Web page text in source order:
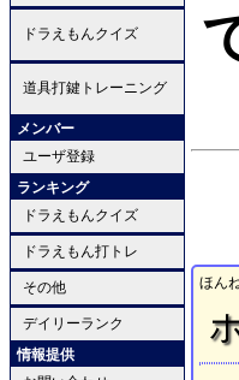
ドラえもんクイズ
道具打鍵トレーニング
メンバー
ユーザ登録
ランキング
ドラえもんクイズ
ドラえもん打トレ
その他
デイリーランク
情報提供
ほん